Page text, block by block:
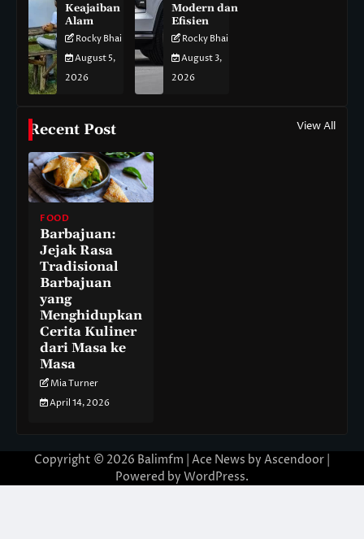
Keajaiban
Alam
Rocky Bhai
August 5,
2026
Modern dan
Efisien
Rocky Bhai
August 3,
2026
Recent Post View All
FOOD
Barbajuan:
Jejak Rasa
Tradisional
Barbajuan
yang
Menghidupkan
Cerita Kuliner
dari Masa ke
Masa
Mia Turner
April 14, 2026
Copyright © 2026 Balimfm | Ace News by Ascendoor
Powered by WordPress.